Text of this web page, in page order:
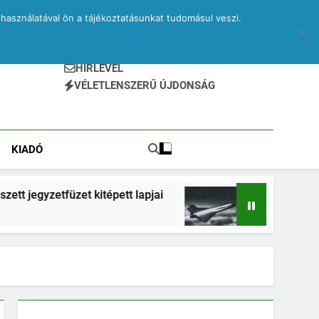
HÍRLEVÉL
VÉLETLENSZERŰ ÚJDONSÁG
KIADÓ
kitépett lapjai
2 Hónap Ezelőtt
ön a tájékoztatásunkat tudomásul veszi.